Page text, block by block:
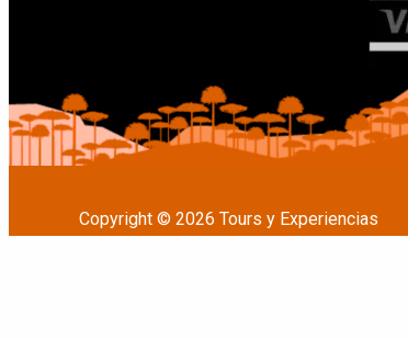
Copyright © 2026 Tours y Experiencias